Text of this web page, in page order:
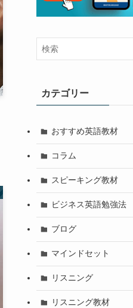
カテゴリー
おすすめ英語教材
コラム
スピーキング教材
ビジネス英語勉強法
ブログ
マインドセット
リスニング
リスニング教材